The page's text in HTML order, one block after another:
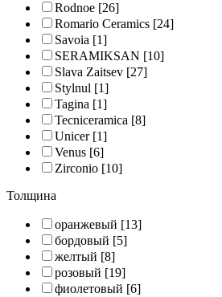
Rodnoe [26]
Romario Ceramics [24]
Savoia [1]
SERAMIKSAN [10]
Slava Zaitsev [27]
Stylnul [1]
Tagina [1]
Tecniceramica [8]
Unicer[1]
Venus [6]
Zirconio [10]
Толщина
оранжевый [13]
бордовый [5]
желтый [8]
розовый [19]
фиолетовый [6]